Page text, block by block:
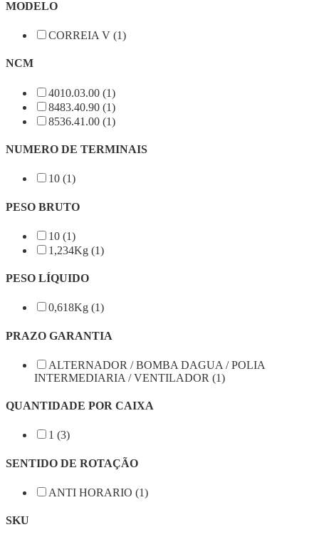
MODELO
CORREIA V (1)
NCM
4010.03.00 (1)
8483.40.90 (1)
8536.41.00 (1)
NUMERO DE TERMINAIS
10 (1)
PESO BRUTO
10 (1)
1,234Kg (1)
PESO LÍQUIDO
0,618Kg (1)
PRAZO GARANTIA
ALTERNADOR / BOMBA DAGUA / POLIA
INTERMEDIARIA / VENTILADOR (1)
QUANTIDADE POR CAIXA
1 (3)
SENTIDO DE ROTAÇÃO
ANTI HORARIO (1)
SKU